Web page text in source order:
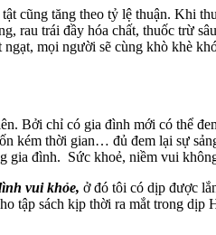
tăng theo tỷ lệ thuận. Khi
trái đầy hóa chất, thuốc trừ
mọi người sẽ cùng khò khè
Bởi chỉ có gia đình mới có thể
kém thời gian… đủ đem lại sự
đình. Sức khoẻ, niềm vui
vui khỏe, ở đó tôi có dịp được
tập sách kịp thời ra mắt trong dịp